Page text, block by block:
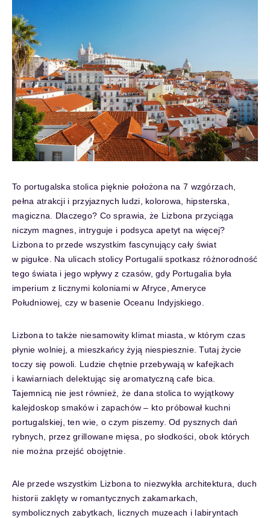
To portugalska stolica pięknie położona na 7 wzgórzach,
pełna atrakcji i przyjaznych ludzi, kolorowa, hipsterska,
magiczna. Dlaczego? Co sprawia, że Lizbona przyciąga
niczym magnes, intryguje i podsyca apetyt na więcej?
Lizbona to przede wszystkim fascynujący cały świat
w pigułce. Na ulicach stolicy Portugalii spotkasz różnorodność
tego świata i jego wpływy z czasów, gdy Portugalia była
imperium z licznymi koloniami w Afryce, Ameryce
Południowej, czy w basenie Oceanu Indyjskiego.
Lizbona to także niesamowity klimat miasta, w którym czas
płynie wolniej, a mieszkańcy żyją niespiesznie. Tutaj życie
toczy się powoli. Ludzie chętnie przebywają w kafejkach
i kawiarniach delektując się aromatyczną cafe bica.
Tajemnicą nie jest również, że dana stolica to wyjątkowy
kalejdoskop smaków i zapachów – kto próbował kuchni
portugalskiej, ten wie, o czym piszemy. Od pysznych dań
rybnych, przez grillowane mięsa, po słodkości, obok których
nie można przejść obojętnie.
Ale przede wszystkim Lizbona to niezwykła architektura, duch
historii zaklęty w romantycznych zakamarkach,
symbolicznych zabytkach, licznych muzeach i labiryntach